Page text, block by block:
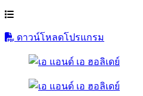
ดาวน์โหลดโปรแกรม